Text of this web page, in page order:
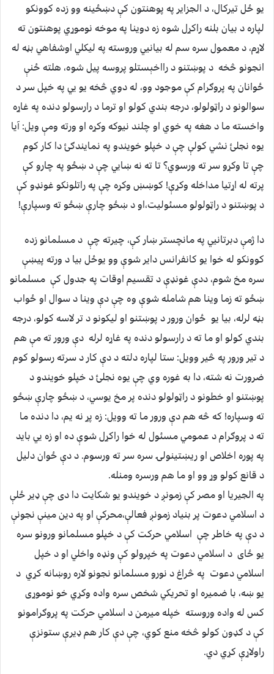
يو ځل تيرکال، د الجزاير په پوهنتون کې دښځينه وو زده کوونکو
لپاره د بيان بلنه راکړل شوه زه دوينا په موخه نوموړي پوهنتون ته
لاړم، د معمول سره سم له بيانيي وروسته په ليکلي اوشفاهي بڼه له
انجونو څخه د پوښتنو د رااخېستلو پروسه پيل شوه، هلته ځنې
ځوانان په پروګرام کې موجود وو، له دوي څخه يو يي په خپل سر د
سوالونو د راټولولو، درجه بندي کولو او ترما د رارسولو دنده په غاړه
واخسته ما د هغه په خوي او چلند نيوکه وکړه او ورته ومې ويل: آيا
يوه نجلئ نشي کولې چې د خپلو خويندو په نمايندګئ دا کار کوم
چې تا وکړو سر ته ورسوي؟ تا ته نه ښايي چې د ښځو په چارو کې
پرته له اړتيا مداخله وکړې! کوښښ وکړه چې په راتلونکو غونډو کې
د پوښتنو د راټولولو مسئوليت،او د ښځو چارې ښځو ته وسپارې!
دا ژمې دبرتانيي په مانچستر ښار کې، چيرته چې د مسلمانو زده
کوونکو له خوا يو کانفرانس داير شوې وو يوځل بيا د ورته پيښې
سره مخ شوم، ددې غونډې د تقسيم اوقات په جدول کې مسلمانو
ښځو ته زما وينا هم شامله شوې وه چې دې وينا د سوال او ځواب
بڼه لرله، بيا يو ځوان ورور د پوښتنو او ليکونو د تر لاسه کولو، درجه
بندي کولو او ما ته د رارسولو دنده په غاړه لرله دې ورور ته مې هم
د تير ورور په څير وويل: ستا لپاره دلته د دې کار د سرته رسولو کوم
ضرورت نه شته، دا به غوره وي چې يوه نجلئ د خپلو خويندو د
پوښتنو او خطونو د راټولولو دنده پر مخ يوسي، د ښځو چارې ښځو
ته وسپاره! که څه هم دې ورور ما ته وويل: زه پړ نه يم، دا دنده ما
ته د پروګرام د عمومي مسئول له خوا راکړل شوې ده او زه يي بايد
په پوره اخلاص او ريښتينولۍ سره سر ته ورسوم. د دې ځوان دليل
د قانع کولو وړ وو او ما هم ورسره ومنله.
په الجيريا او مصر کې زمونږ د خويندو يو شکايت دا دی چې ډير ځلې
د اسلامي دعوت پر بنياد زمونږ فعالې،محرکې او په دين مينې نجونې
د دې په خاطر چې اسلامي حرکت کې د خپلو مسلمانو ورونو سره
يو ځای د اسلامي دعوت په خپرولو کې ونډه واخلي او د خپل
اسلامي دعوت په څراغ د نورو مسلمانو نجونو لاره روښانه کړي د
يو ښه، با ضميره او تحريکي شخص سره واده وکړي خو نوموړی
کس له واده وروسته خپله ميرمن د اسلامي حرکت په پروګرامونو
کې د ګډون کولو څخه منع کوي، چې دې کار هم ډيرې ستونزې
راولاړې کړي دي.